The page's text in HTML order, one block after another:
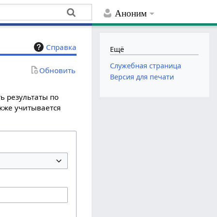
Аноним
Справка
Обновить
результаты по
учитывается
Ещё
Служебная страница
Версия для печати